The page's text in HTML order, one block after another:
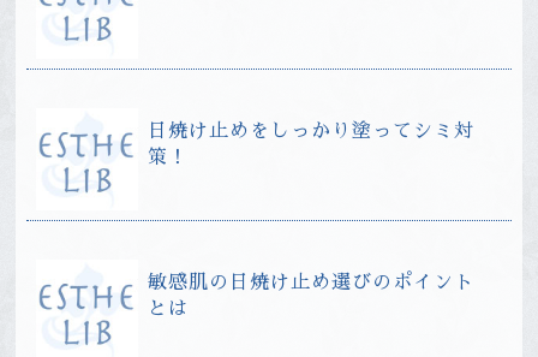
日焼け止めをしっかり塗ってシミ対
策！
敏感肌の日焼け止め選びのポイント
とは